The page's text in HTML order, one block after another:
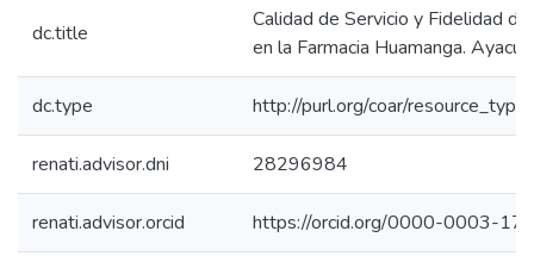
dc.title
Calidad de Servicio y Fidelidad
en la Farmacia Huamanga.
dc.type http://purl.org/coar/
renati.advisor.dni 28296984
renati.advisor.orcid https://orcid.org/0000-0003-